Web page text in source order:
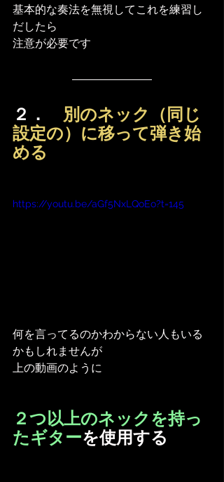
基本的な奏法を無視してこれを練習し
だしたら
注意が必要です
２． 別のネック（同じ
設定の）に移って弾き始
める
https://youtu.be/aGf5NxLQoEo?t=145
何を言ってるのかわからない人もいる
かもしれませんが
上の動画のように
２つ以上のネックを持っ
たギターを使用する